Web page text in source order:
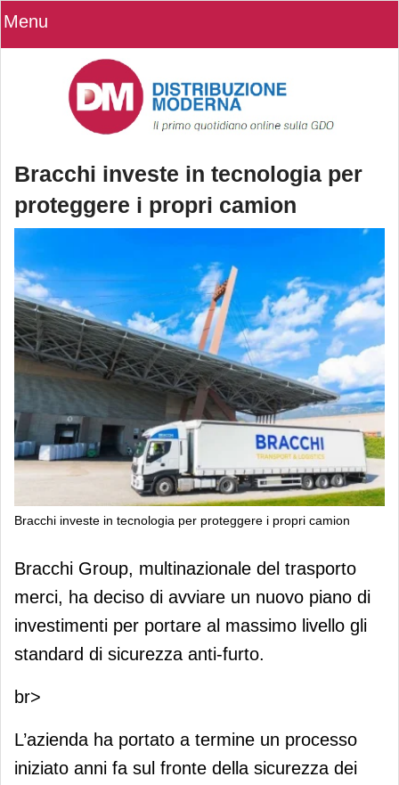
Menu
Bracchi investe in tecnologia per
proteggere i propri camion
Bracchi investe in tecnologia per proteggere i propri camion
Bracchi investe in tecnologia per
proteggere i propri camion
Bracchi Group, multinazionale del trasporto
merci, ha deciso di avviare un nuovo piano di
investimenti per portare al massimo livello gli
standard di sicurezza anti-furto.
br>
L’azienda ha portato a termine un processo
iniziato anni fa sul fronte della sicurezza dei